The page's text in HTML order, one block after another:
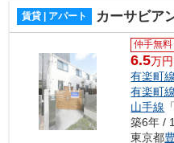
賃貸 | アパート カーサビア
仲手無料
6.5万円
有楽町線
有楽町線
山手線
築6年 /
東京都